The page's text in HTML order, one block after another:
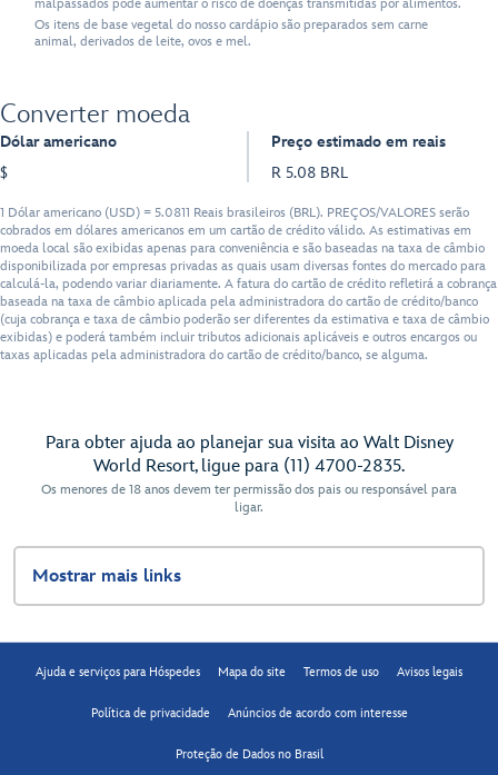
malpassados pode aumentar o risco de doenças transmitidas por alimentos.
Os itens de base vegetal do nosso cardápio são preparados sem carne
animal, derivados de leite, ovos e mel.
Converter moeda
Dólar americano
$
Preço estimado em reais
R 5.08 BRL
1 Dólar americano (USD) = 5.0811 Reais brasileiros (BRL). PREÇOS/VALORES serão
cobrados em dólares americanos em um cartão de crédito válido. As estimativas em
moeda local são exibidas apenas para conveniência e são baseadas na taxa de câmbio
disponibilizada por empresas privadas as quais usam diversas fontes do mercado para
calculá-la, podendo variar diariamente. A fatura do cartão de crédito refletirá a cobrança
baseada na taxa de câmbio aplicada pela administradora do cartão de crédito/banco
(cuja cobrança e taxa de câmbio poderão ser diferentes da estimativa e taxa de câmbio
exibidas) e poderá também incluir tributos adicionais aplicáveis e outros encargos ou
taxas aplicadas pela administradora do cartão de crédito/banco, se alguma.
Para obter ajuda ao planejar sua visita ao Walt Disney
World Resort, ligue para (11) 4700-2835.
Os menores de 18 anos devem ter permissão dos pais ou responsável para
ligar.
Mostrar mais links
Ajuda e serviços para Hóspedes Mapa do site Termos de uso Avisos legais
Política de privacidade Anúncios de acordo com interesse
Proteção de Dados no Brasil